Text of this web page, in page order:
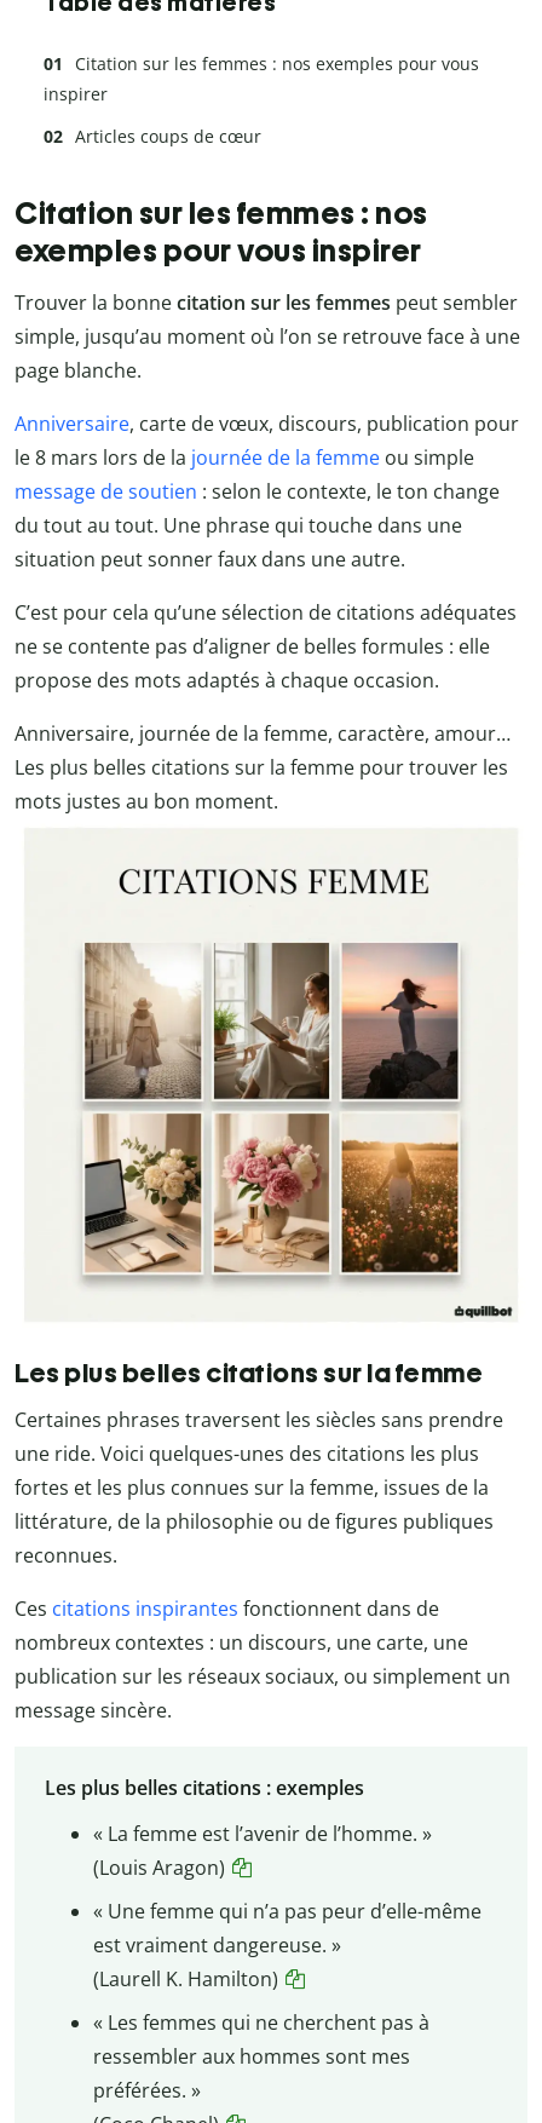
Citation sur les femmes : nos exemples pour vous
inspirer
Articles coups de cœur
Citation sur les femmes : nos
exemples pour vous inspirer
Trouver la bonnecitation sur les femmes peut sembler
simple, jusqu’au moment où l’on se retrouve face à une
page blanche.
Anniversaire, carte de vœux, discours, publication pour
le 8 mars lors de la journée de la femme ou simple
message de soutien : selon le contexte, le ton change
du tout au tout. Une phrase qui touche dans une
situation peut sonner faux dans une autre.
C’est pour cela qu’une sélection de citations adéquates
ne se contente pas d’aligner de belles formules : elle
propose des mots adaptés à chaque occasion.
Anniversaire, journée de la femme, caractère, amour…
Les plus belles citations sur la femme pour trouver les
mots justes au bon moment.
Les plus belles citations sur la femme
Certaines phrases traversent les siècles sans prendre
une ride. Voici quelques-unes des citations les plus
fortes et les plus connues sur la femme, issues de la
littérature, de la philosophie ou de figures publiques
reconnues.
Ces citations inspirantes fonctionnent dans de
nombreux contextes : un discours, une carte, une
publication sur les réseaux sociaux, ou simplement un
message sincère.
Les plus belles citations : exemples
« La femme est l’avenir de l’homme. »
(Louis Aragon)
« Une femme qui n’a pas peur d’elle-même
est vraiment dangereuse. »
(Laurell K. Hamilton)
« Les femmes qui ne cherchent pas à
ressembler aux hommes sont mes
préférées. »